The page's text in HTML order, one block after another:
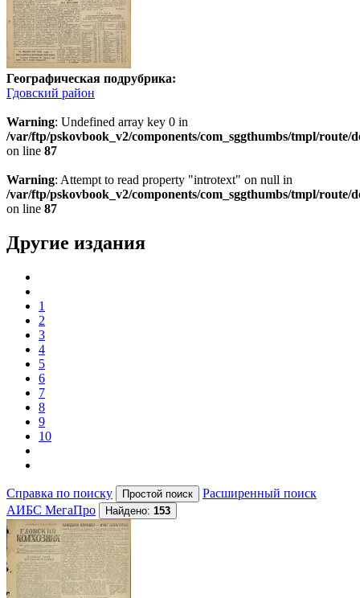
Географическая подрубрика:
Гдовский район
Warning: Undefined array key 0 in
/var/ftp/pskovbook_v2/components/com_sggthumbs/tmpl/route/
on line 87
Warning: Attempt to read property "introtext" on null in
/var/ftp/pskovbook_v2/components/com_sggthumbs/tmpl/route/
on line 87
Другие издания
1
2
3
4
5
6
7
8
9
10
Справка по поиску
Расширенный поиск
АИБС МегаПро
Найдено: 153